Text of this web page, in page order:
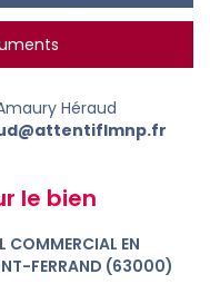
Héraud
le bien
COMMERCIAL EN
FERRAND (63000)